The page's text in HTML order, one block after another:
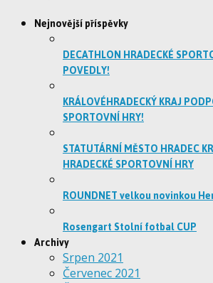
Nejnovější příspěvky
DECATHLON HRADECKÉ
POVEDLY!
KRÁLOVÉHRADECKÝ KRAJ
SPORTOVNÍ HRY!
STATUTÁRNÍ MĚSTO HRADEC
HRADECKÉ SPORTOVNÍ HRY
ROUNDNET velkou novinkou
Rosengart Stolní fotbal CUP
Archivy
Srpen 2021
Červenec 2021